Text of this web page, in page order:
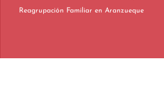
Reagrupación Familiar en Aranzueque